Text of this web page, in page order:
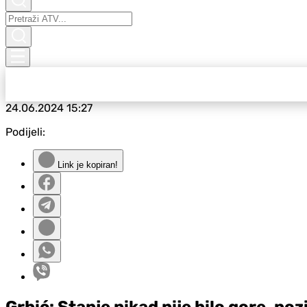
24.06.202415:27
Podijeli:
Link je kopiran!